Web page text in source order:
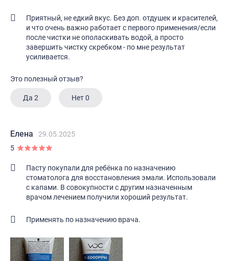
Приятный, не едкий вкус. Без доп. отдушек и красителей,
и что очень важно работает с первого применения/если
после чистки не ополаскивать водой, а просто
завершить чистку скребком - по мне результат
усиливается.
Это полезный отзыв?
Да 2 Нет0
Елена
29.05.2025
5
Пасту покупали для ребёнка по назначению
стоматолога для восстановления эмали. Использовали
с капами. В совокупности с другим назначенным
врачом лечением получили хороший результат.
Применять по назначению врача.